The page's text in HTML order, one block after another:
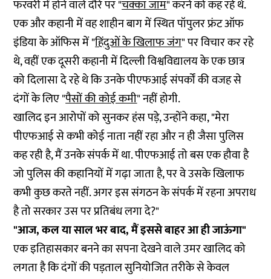
फरवरी में होने वाले दौरे पर "चक्का जाम" करने को कह रहे थे.
एक और कहानी में वह शाहीन बाग में स्थित पॉपुलर फ्रंट ऑफ
इंडिया के ऑफिस में "हिंदुओं के खिलाफ जंग" पर विचार कर रहे
थे, वहीं एक दूसरी कहानी में दिल्ली विश्वविद्यालय के एक छात्र
को दिलासा दे रहे थे कि उनके पीएफआई संपर्कों की वजह से
दंगों के लिए "पैसों की कोई कमी" नहीं होगी.
खालिद इन आरोपों को सुनकर हंस पड़े, उन्होंने कहा, "मेरा
पीएफआई से कभी कोई नाता नहीं रहा और न ही जैसा पुलिस
कह रही है, मैं उनके संपर्क में था. पीएफआई तो बस एक हौवा है
जो पुलिस की कहानियों में गढ़ा जाता है, पर वे उसके खिलाफ
कभी कुछ करते नहीं. अगर इस संगठन के संपर्क में रहना अपराध
है तो सरकार उस पर प्रतिबंध लगा दे?"
"आज, कल या साल भर बाद, मैं इससे बाहर आ ही जाऊंगा"
एक इतिहासकार बनने का सपना देखने वाले उमर खालिद को
लगता है कि दंगों की पड़ताल सुनियोजित तरीके से केवल